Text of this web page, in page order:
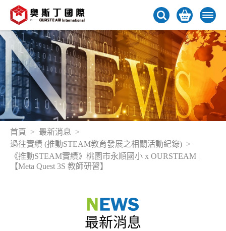
首頁
最新消息
過往實績 (推動STEAM教育發展之相關活動紀錄)
《推動STEAM實績》桃園市永順國小 x OURSTEAM |
【Meta Quest 3S 教師研習】
最新消息